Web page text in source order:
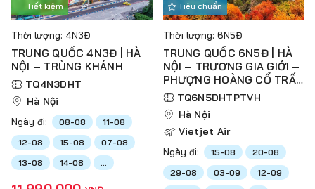
Tiết kiệm
Thời lượng: 4N3Đ
TRUNG QUỐC 4N3Đ | HÀ
NỘI – TRÙNG KHÁNH
TQ4N3DHT
Hà Nội
Ngày đi: 08-08
11-08
12-08
15-08
07-08
13-08
14-08
Tiêu chuẩn
Thời lượng: 6N5Đ
TRUNG QUỐC 6N5Đ | HÀ
NỘI – TRƯƠNG GIA GIỚI –
PHƯỢNG HOÀNG CỔ TRẤN
– THIÊN TỬ SƠN – VŨ
LĂNG NGUYÊN – HỒ BẢO
PHONG
TQ6N5DHTPTVH
Hà Nội
Vietjet Air
Ngày đi: 15-08
20-08
29-08
03-09
12-09